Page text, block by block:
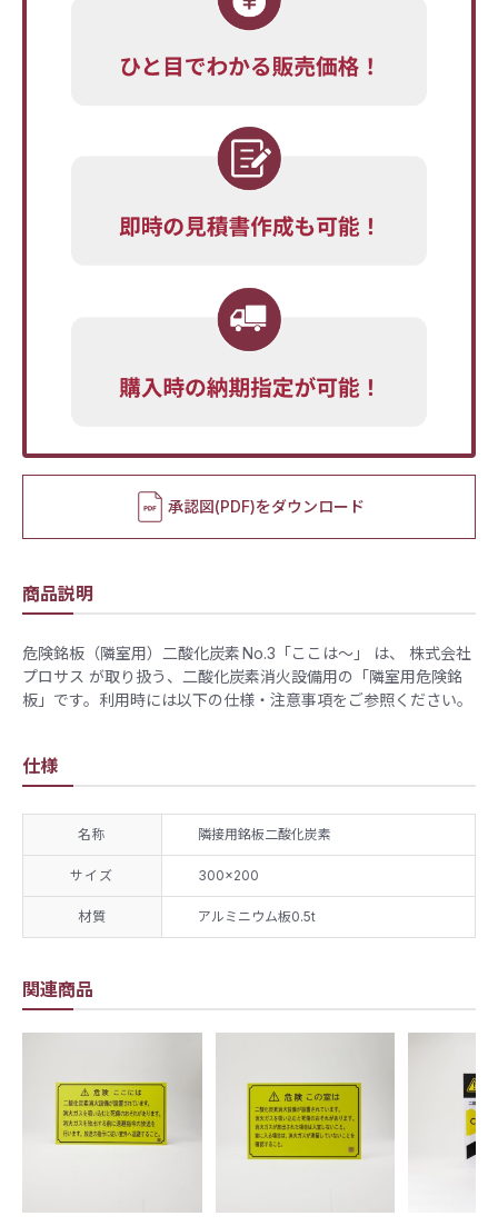
関連商品
承認図(PDF)をダウンロード
商品説明
危険銘板（隣室用）二酸化炭素 No.3「ここは～」 は、 株式会社
プロサス が取り扱う、二酸化炭素消火設備用の「隣室用危険銘
板」です。利用時には以下の仕様・注意事項をご参照ください。
仕様
名称 隣接用銘板二酸化炭素
サイズ 300×200
材質 アルミニウム板0.5t